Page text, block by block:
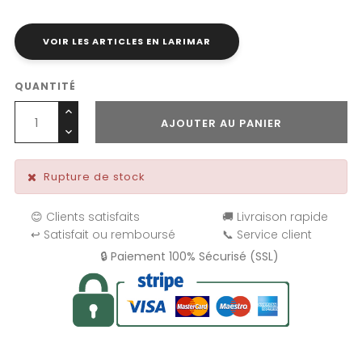
VOIR LES ARTICLES EN LARIMAR
QUANTITÉ
AJOUTER AU PANIER
Rupture de stock
😊 Clients satisfaits
🚚 Livraison rapide
↩️ Satisfait ou remboursé
📞 Service client
🔒 Paiement 100% Sécurisé (SSL)